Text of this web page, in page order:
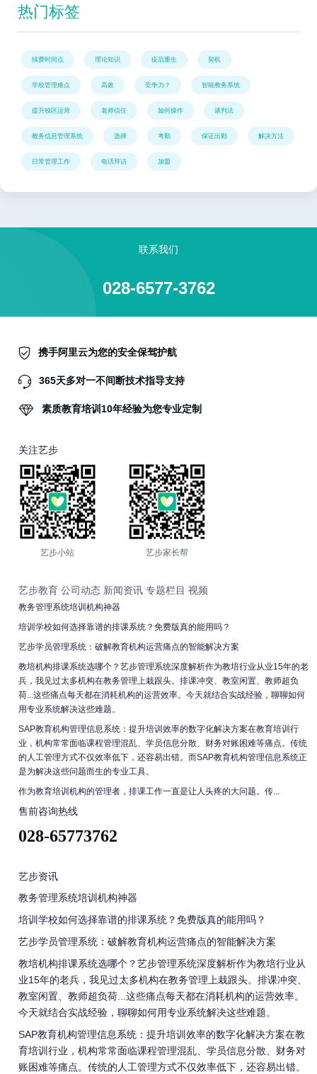
热门标签
续费时间点 理论知识 疫后重生 契机
学校管理难点 高效 竞争力？ 智能教务系统
提升校区运营 老师信任 如何操作 谈判法
教务信息管理系统 选择 考勤 保证出勤 解决方法
日常管理工作 电话拜访 加盟
联系我们
028-6577-3762
携手阿里云为您的安全保驾护航
365天多对一不间断技术指导支持
素质教育培训10年经验为您专业定制
关注艺步
艺步小站 艺步家长帮
艺步教育 公司动态 新闻资讯 专题栏目 视频
教务管理系统培训机构神器
培训学校如何选择靠谱的排课系统？免费版真的能用吗？
艺步学员管理系统：破解教育机构运营痛点的智能解决方案
教培机构排课系统选哪个？艺步管理系统深度解析作为教培行业从业15年的老
兵，我见过太多机构在教务管理上栽跟头。排课冲突、教室闲置、教师超负
荷...这些痛点每天都在消耗机构的运营效率。今天就结合实战经验，聊聊如何
用专业系统解决这些难题。
SAP教育机构管理信息系统：提升培训效率的数字化解决方案在教育培训行
业，机构常常面临课程管理混乱、学员信息分散、财务对账困难等痛点。传统
的人工管理方式不仅效率低下，还容易出错。而SAP教育机构管理信息系统正
是为解决这些问题而生的专业工具。
作为教育培训机构的管理者，排课工作一直是让人头疼的大问题。传...
售前咨询热线
028-65773762
艺步资讯
教务管理系统培训机构神器
培训学校如何选择靠谱的排课系统？免费版真的能用吗？
艺步学员管理系统：破解教育机构运营痛点的智能解决方案
教培机构排课系统选哪个？艺步管理系统深度解析作为教培行业从
业15年的老兵，我见过太多机构在教务管理上栽跟头。排课冲突、
教室闲置、教师超负荷...这些痛点每天都在消耗机构的运营效率。
今天就结合实战经验，聊聊如何用专业系统解决这些难题。
SAP教育机构管理信息系统：提升培训效率的数字化解决方案在教
育培训行业，机构常常面临课程管理混乱、学员信息分散、财务对
账困难等痛点。传统的人工管理方式不仅效率低下，还容易出错。